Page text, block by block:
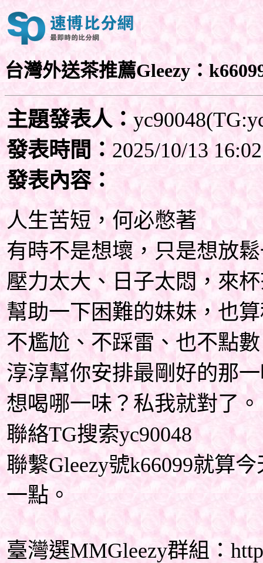
台灣外送茶推薦Gleezy：
主題發表人：
發表時間： 2025/10/13
發表內容：
人生苦短，何必憋著
有時不是想壞，只是想放
壓力太大、日子太悶，來
幫助一下困難的妹妹，也
不尷尬、不踩雷、也不點數
淳淳幫你安排最剛好的那
想喝哪一味？私我就對了。
聯絡TG搜索yc90048
聯繫Gleezy號k66099就算
一點。
臺灣選MMGleezy群組：